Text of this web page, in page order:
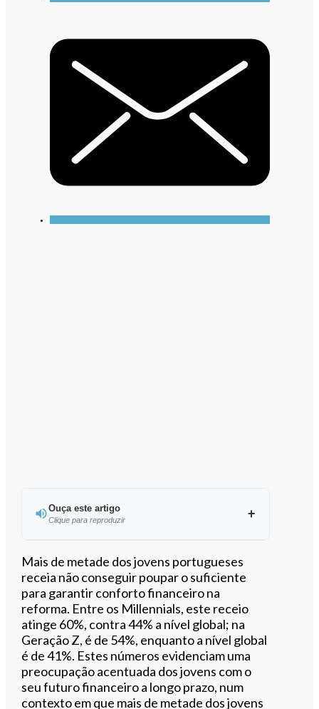
Ouça este artigo
Clique para reproduzir
Ouvir este artigo
Mais de metade dos jovens portugueses
receia não conseguir poupar o suficiente
para garantir conforto financeiro na
reforma. Entre os Millennials, este receio
atinge 60%, contra 44% a nível global; na
Geração Z, é de 54%, enquanto a nível global
é de 41%. Estes números evidenciam uma
preocupação acentuada dos jovens com o
seu futuro financeiro a longo prazo, num
contexto em que mais de metade dos jovens